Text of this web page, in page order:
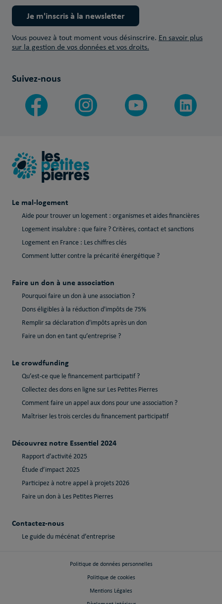
Je m'inscris à la newsletter
Vous pouvez à tout moment vous désinscrire. En savoir plus
sur la gestion de vos données et vos droits.
Suivez-nous
Le mal-logement
Aide pour trouver un logement : organismes et aides financières
Logement insalubre : que faire ? Critères, contact et sanctions
Logement en France : Les chiffres clés
Comment lutter contre la précarité énergétique ?
Faire un don à une association
Pourquoi faire un don à une association ?
Dons éligibles à la réduction d'impôts de 75%
Remplir sa déclaration d'impôts après un don
Faire un don en tant qu’entreprise ?
Le crowdfunding
Qu’est-ce que le financement participatif ?
Collectez des dons en ligne sur Les Petites Pierres
Comment faire un appel aux dons pour une association ?
Maîtriser les trois cercles du financement participatif
Découvrez notre Essentiel 2024
Rapport d’activité 2025
Étude d’impact 2025
Participez à notre appel à projets 2026
Faire un don à Les Petites Pierres
Contactez-nous
Le guide du mécénat d’entreprise
Politique de données personnelles
Politique de cookies
Mentions Légales